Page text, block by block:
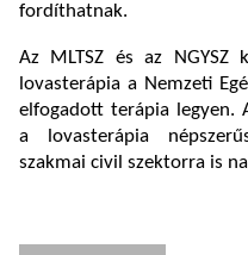
fordíthatnak.
Az MLTSZ és az NGYSZ
lovasterápia a Nemzeti
elfogadott terápia legyen.
a lovasterápia
szakmai civil szektorra is